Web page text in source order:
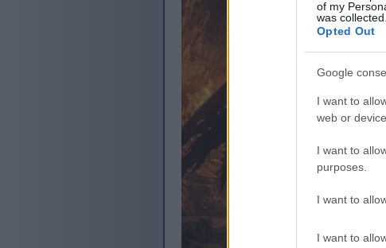
of my
was collected.
Opted Out
Google
I want to
web or
I want to
purposes.
I want to
I want to